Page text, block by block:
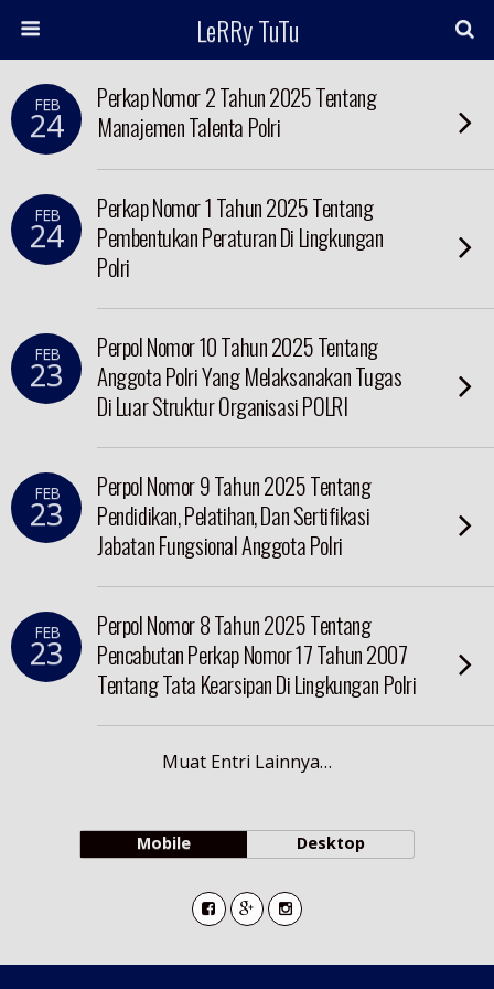
LeRRy TuTu
FEB
24
Perkap Nomor 2 Tahun 2025 Tentang
Manajemen Talenta Polri
FEB
24
Perkap Nomor 1 Tahun 2025 Tentang
Pembentukan Peraturan Di Lingkungan
Polri
FEB
23
Perpol Nomor 10 Tahun 2025 Tentang
Anggota Polri Yang Melaksanakan Tugas
Di Luar Struktur Organisasi POLRI
FEB
23
Perpol Nomor 9 Tahun 2025 Tentang
Pendidikan, Pelatihan, Dan Sertifikasi
Jabatan Fungsional Anggota Polri
FEB
23
Perpol Nomor 8 Tahun 2025 Tentang
Pencabutan Perkap Nomor 17 Tahun 2007
Tentang Tata Kearsipan Di Lingkungan Polri
Muat Entri Lainnya…
Mobile Desktop